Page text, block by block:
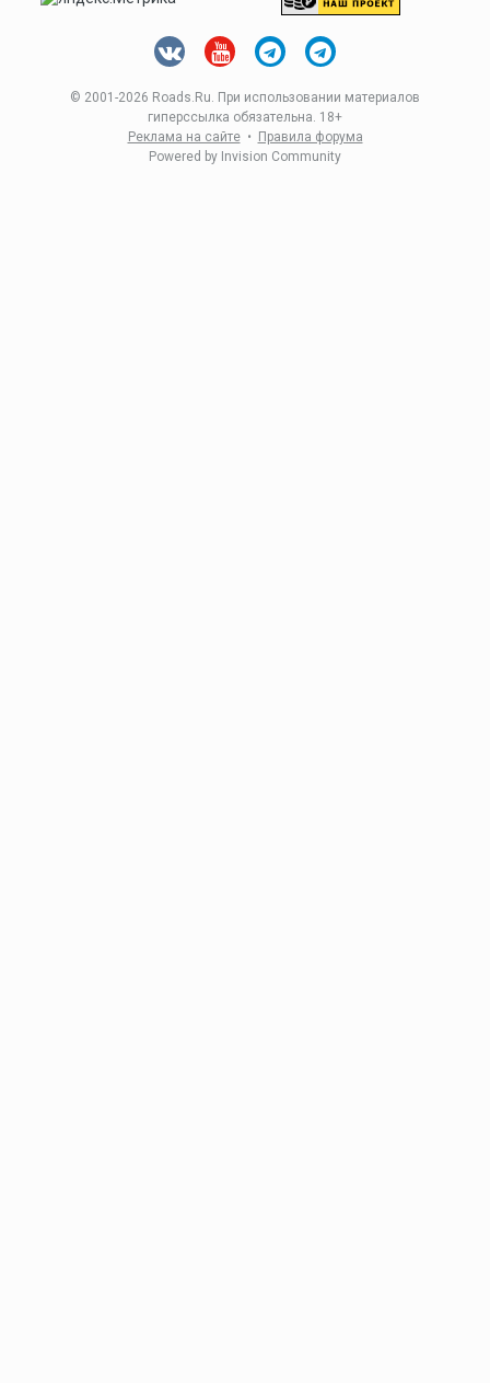
© 2001-2026 Roads.Ru. При использовании материалов
гиперссылка обязательна. 18+
Реклама на сайте• Правила форума
Powered by Invision Community